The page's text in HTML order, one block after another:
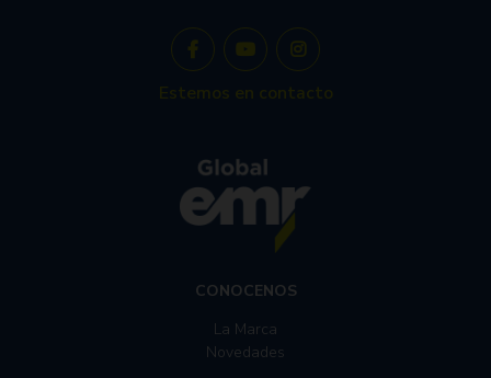
CONOCENOS
La Marca
Novedades